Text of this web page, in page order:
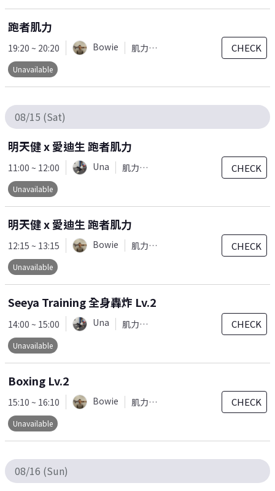
跑者肌力
19:20 ~ 20:20 Bowie 肌力訓練
Unavailable
CHECK
08/15 (Sat)
明天健 x 愛迪生 跑者肌力
11:00 ~ 12:00 Una 肌力訓練
Unavailable
CHECK
明天健 x 愛迪生 跑者肌力
12:15 ~ 13:15 Bowie 肌力訓練
Unavailable
CHECK
Seeya Training 全身轟炸 Lv.2
14:00 ~ 15:00 Una 肌力訓練
Unavailable
CHECK
Boxing Lv.2
15:10 ~ 16:10 Bowie 肌力訓練
Unavailable
CHECK
08/16 (Sun)